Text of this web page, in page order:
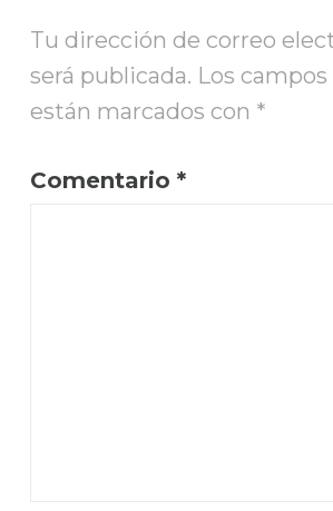
Tu dirección de correo
será publicada. Los
están marcados con *
Comentario *